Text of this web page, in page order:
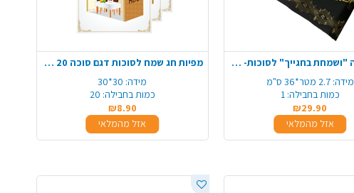
ראנר יוטה "ושמחת בחגייך" לסוכות- שחור
מידה: 2.7 מטר*36 ס"מ
כמות בחבילה: 1
₪29.90
אזל מהמלאי
מפיות חג שמח לסוכות דגם סוכה 20 יח' - לבן
מידה: 30*30
כמות בחבילה: 20
₪8.90
אזל מהמלאי